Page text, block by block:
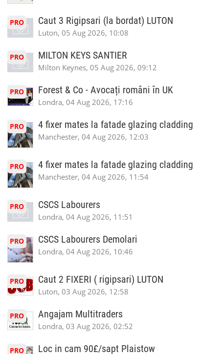
PRO Caut 3 Rigipsari (la bordat) LUTON
Luton, 05 Aug 2026, 10:08
PRO MILTON KEYS SANTIER
Milton Keynes, 05 Aug 2026, 09:12
PRO Forest & Co - Avocați români în UK
Londra, 04 Aug 2026, 17:16
PRO 4 fixer mates la fatade glazing cladding
Manchester, 04 Aug 2026, 12:03
PRO 4 fixer mates la fatade glazing cladding
Manchester, 04 Aug 2026, 11:54
PRO CSCS Labourers
Londra, 04 Aug 2026, 11:51
PRO CSCS Labourers Demolari
Londra, 04 Aug 2026, 10:46
PRO Caut 2 FIXERI ( rigipsari) LUTON
Luton, 03 Aug 2026, 12:58
PRO Angajam Multitraders
Londra, 03 Aug 2026, 02:52
PRO Loc in cam 90£/sapt Plaistow